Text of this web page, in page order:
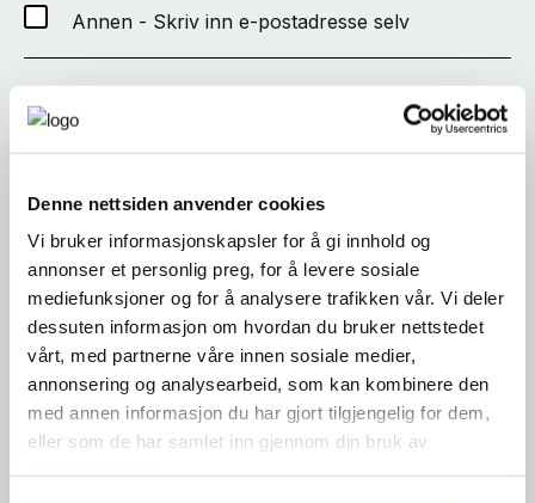
Denne nettsiden anvender cookies
Vi bruker informasjonskapsler for å gi innhold og
annonser et personlig preg, for å levere sosiale
mediefunksjoner og for å analysere trafikken vår. Vi deler
dessuten informasjon om hvordan du bruker nettstedet
vårt, med partnerne våre innen sosiale medier,
annonsering og analysearbeid, som kan kombinere den
med annen informasjon du har gjort tilgjengelig for dem,
eller som de har samlet inn gjennom din bruk av
Annen - Skriv inn e-postadresse selv